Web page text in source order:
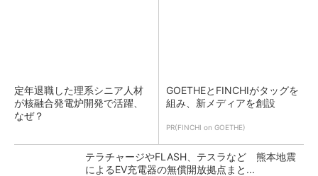
定年退職した理系シニア人材
が核融合発電炉開発で活躍、
なぜ？
GOETHEとFINCHIがタッグを
組み、新メディアを創設
PR(FINCHI on GOETHE)
テラチャージやFLASH、テスラなど 熊本地震
によるEV充電器の無償開放拠点まと...